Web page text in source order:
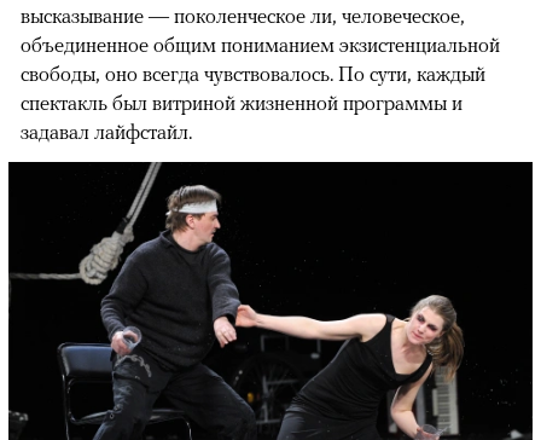
высказывание — поколенческое ли, человеческое,
объединенное общим пониманием экзистенциальной
свободы, оно всегда чувствовалось. По сути, каждый
спектакль был витриной жизненной программы и
задавал лайфстайл.